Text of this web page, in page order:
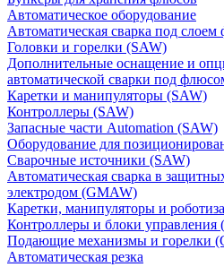
Автоматическое оборудование
Автоматическая сварка под
Головки и горелки (SAW)
Дополнительные оснащение и
автоматической сварки под
Каретки и манипуляторы (SAW)
Контроллеры (SAW)
Запасные части Automation (SAW)
Оборудование для
Сварочные источники (SAW)
Автоматическая сварка в
электродом (GMAW)
Каретки, манипуляторы и
Контроллеры и блоки управления
Подающие механизмы и горелки
Автоматическая резка